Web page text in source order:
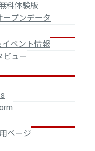
料体験版
ープンデータ
イベント情報
ビュー
ページ